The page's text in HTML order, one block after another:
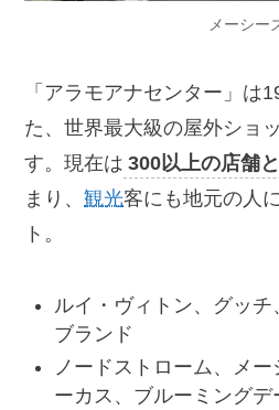
メーシー
「アラモアナセンター」は
た、世界最大級の屋外ショ
す。現在は 300以上の店舗
まり、観光客にも地元の人
ト。
ルイ・ヴィトン、グッ
ブランド
ノードストローム、メ
ーカス、ブルーミング